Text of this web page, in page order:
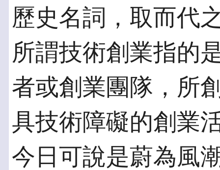
歷史名詞，取而代
所謂技術創業指的
者或創業團隊，所
具技術障礙的創業
今日可說是蔚為風